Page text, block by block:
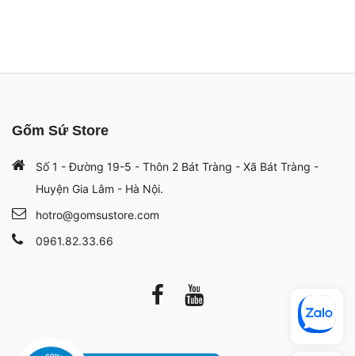
Gốm Sứ Store
Số 1 - Đường 19-5 - Thôn 2 Bát Tràng - Xã Bát Tràng -
Huyện Gia Lâm - Hà Nội.
hotro@gomsustore.com
0961.82.33.66